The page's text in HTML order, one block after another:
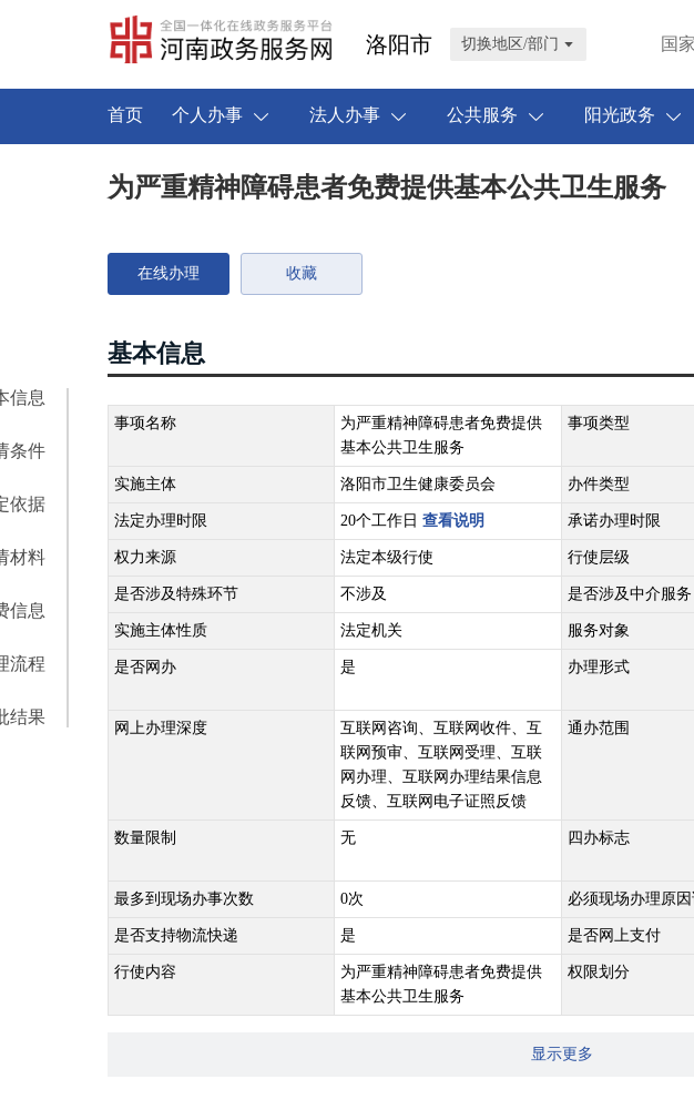
洛阳市 切换地区/部门 国
首页 个人办事 法人办事 公共服务 阳光政务
信息
条件
依据
材料
信息
流程
结果
为严重精神障碍患者免费提供基本公共卫生服务
在线办理 收藏
基本信息
事项名称
为严重精神障碍患者免费提供
基本公共卫生服务
事项类型
实施主体 洛阳市卫生健康委员会 办件类型
法定办理时限 20个工作日 查看说明 承诺办理时限
权力来源 法定本级行使 行使层级
是否涉及特殊环节 不涉及 是否涉及中介服务
实施主体性质 法定机关 服务对象
是否网办 是 办理形式
网上办理深度
互联网咨询、互联网收件、互
联网预审、互联网受理、互联
网办理、互联网办理结果信息
反馈、互联网电子证照反馈
通办范围
数量限制 无 四办标志
最多到现场办事次数 0次 必须现场办理原因
是否支持物流快递 是 是否网上支付
行使内容
为严重精神障碍患者免费提供
基本公共卫生服务
权限划分
显示更多